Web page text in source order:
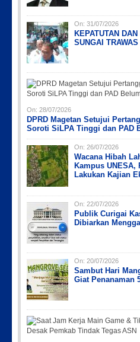
On: 31/07/2026
KEPATUTAN
SUNGAI TRAWAS
On: 28/07/2026
DPRD Magetan Setujui
Soroti SiLPA Tinggi dan PAD
On: 26/07/2026
Wacana Hibah
Kampus UNESA,
Lakukan Kajian
On: 22/07/2026
Publik Curigai
Dibiarkan
On: 20/07/2026
Sambut Hari
Giat Penanaman